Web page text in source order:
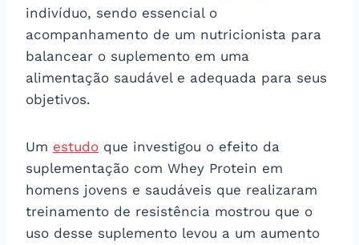
indivíduo, sendo essencial o
acompanhamento de um nutricionista para
balancear o suplemento em uma
alimentação saudável e adequada para seus
objetivos.
Um estudo que investigou o efeito da
suplementação com Whey Protein em
homens jovens e saudáveis que realizaram
treinamento de resistência mostrou que o
uso desse suplemento levou a um aumento